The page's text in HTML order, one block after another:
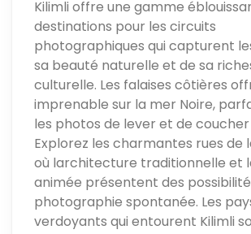
Kilimli offre une gamme
destinations pour les circuits
photographiques qui capturent
sa beauté naturelle et de sa
culturelle. Les falaises côtières
imprenable sur la mer Noire,
les photos de lever et de coucher
Explorez les charmantes rues de
où larchitecture traditionnelle et
animée présentent des
photographie spontanée. Les
verdoyants qui entourent Kilimli